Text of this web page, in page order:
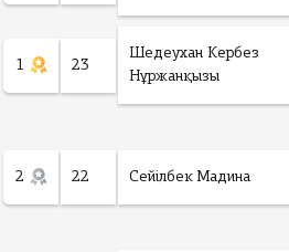
1 23
Шедеухан Кербез
Нұржанқызы
2 22 Сейілбек Мадина